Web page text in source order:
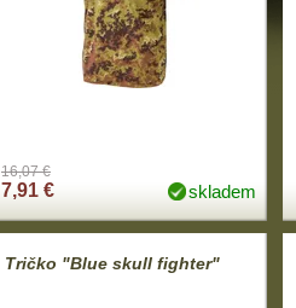
16,07 €
7,91 € skladem
Tričko "Blue skull fighter"